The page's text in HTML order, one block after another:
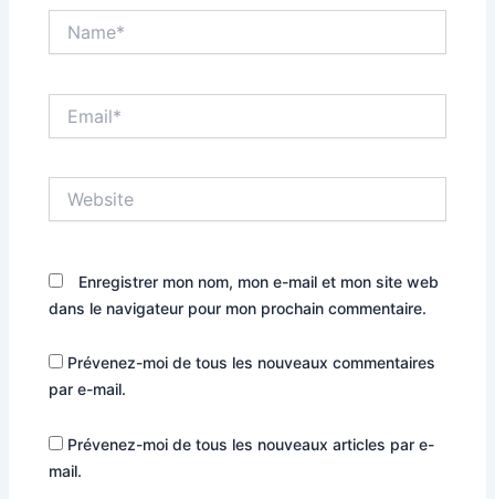
Enregistrer mon nom, mon e-mail et mon site web
dans le navigateur pour mon prochain commentaire.
Prévenez-moi de tous les nouveaux commentaires
par e-mail.
Prévenez-moi de tous les nouveaux articles par e-
mail.